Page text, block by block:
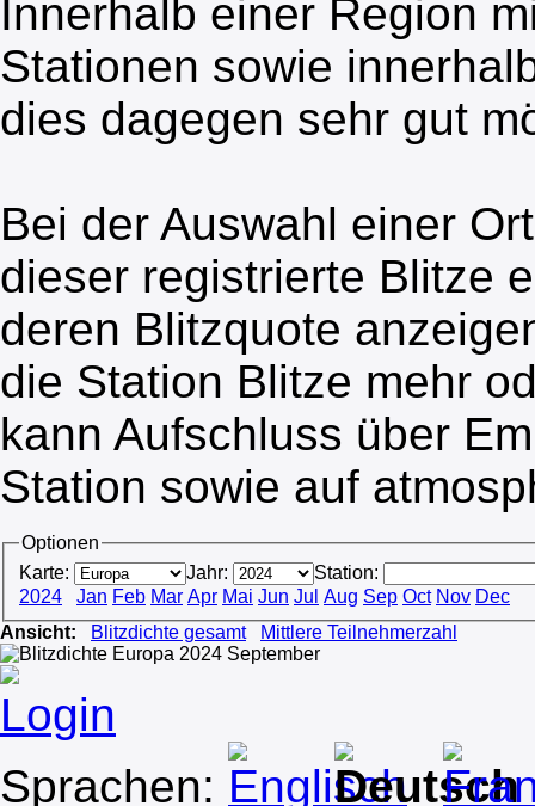
Innerhalb einer Region
Stationen sowie
dies dagegen sehr gut
Bei der Auswahl einer
dieser registrierte Blitze
deren Blitzquote
die Station Blitze mehr
kann Aufschluss über
Station sowie auf
Optionen
Karte:
Jahr:
Station:
2024
Jan Feb Mar Apr Mai Jun Jul Aug Sep Oct Nov Dec
Ansicht:
Blitzdichte gesamt Mittlere Teilnehmerzahl
Login
Sprachen: